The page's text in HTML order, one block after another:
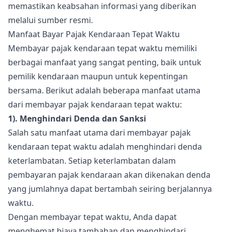
memastikan keabsahan informasi yang diberikan
melalui sumber resmi.
Manfaat Bayar Pajak Kendaraan Tepat Waktu
Membayar pajak kendaraan tepat waktu memiliki
berbagai manfaat yang sangat penting, baik untuk
pemilik kendaraan maupun untuk kepentingan
bersama. Berikut adalah beberapa manfaat utama
dari membayar pajak kendaraan tepat waktu:
1). Menghindari Denda dan Sanksi
Salah satu manfaat utama dari membayar pajak
kendaraan tepat waktu adalah menghindari denda
keterlambatan. Setiap keterlambatan dalam
pembayaran pajak kendaraan akan dikenakan denda
yang jumlahnya dapat bertambah seiring berjalannya
waktu.
Dengan membayar tepat waktu, Anda dapat